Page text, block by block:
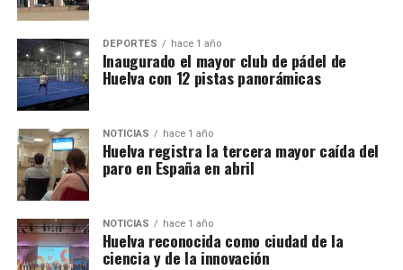
DEPORTES hace 1 año
Inaugurado el mayor club de pádel de
Huelva con 12 pistas panorámicas
NOTICIAS hace 1 año
Huelva registra la tercera mayor caída del
paro en España en abril
NOTICIAS hace 1 año
Huelva reconocida como ciudad de la
ciencia y de la innovación